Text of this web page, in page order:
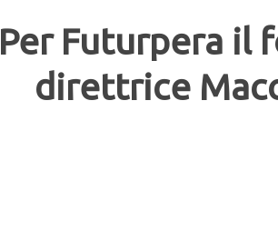
Per Futurpera il
direttrice